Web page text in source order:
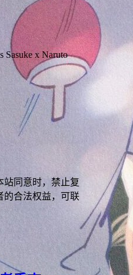
Sasuke x Naruto
站同意时，禁止复
的合法权益，可联